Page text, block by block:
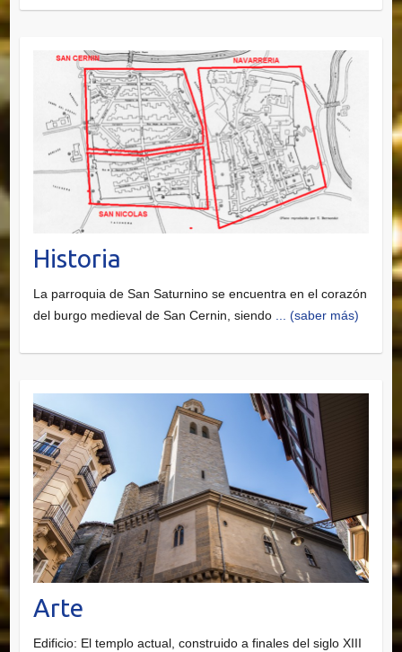
Historia
La parroquia de San Saturnino se encuentra en el corazón
del burgo medieval de San Cernin, siendo ... (saber más)
Arte
Edificio: El templo actual, construido a finales del siglo XIII